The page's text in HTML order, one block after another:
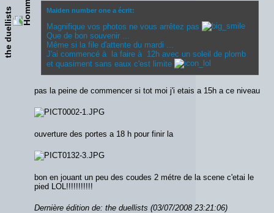
the duellists Maiden number one a écrit:
Magnifique vos photos ne vous arrêtez pas
Que de bon souvenir ...
Même si la file d'attente du mardi ...
J'ai commencé à la faire à 12h avec un soleil de plomb
et quasiment sans eaux c'est limite
pas la peine de commencer si tot moi j'i etais a 15h a ce niveau
ouverture des portes a 18 h pour finir la
bon en jouant un peu des coudes 2 métre de la scene c'etai le
pied LOL!!!!!!!!!!!
Dernière édition de: the duellists (03/07/2008 23:21:06)